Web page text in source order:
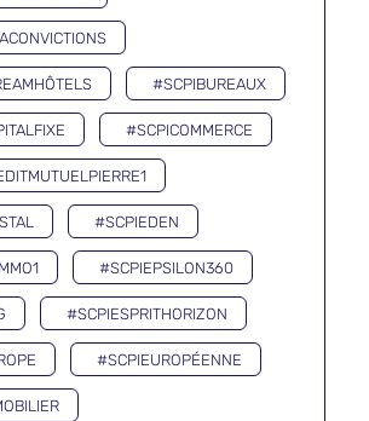
#SCPIBUREAUX
#SCPICOMMERCE
#SCPIEDEN
#SCPIEPSILON360
#SCPIESPRITHORIZON
#SCPIEUROPÉENNE